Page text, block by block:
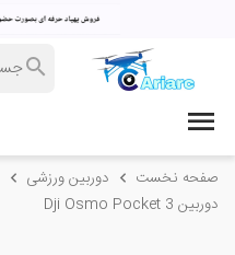
صفحه نخست دوربین ورزشی
دوربین Dji Osmo Pocket 3